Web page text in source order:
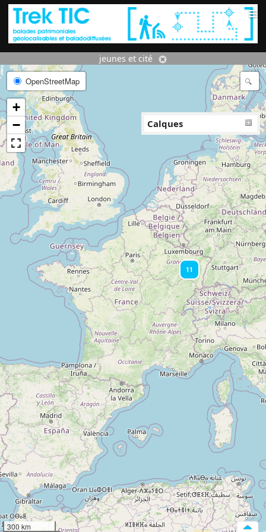
≡
jeunes et cité
11
OpenStreetMap
+
−
Calques
300 km